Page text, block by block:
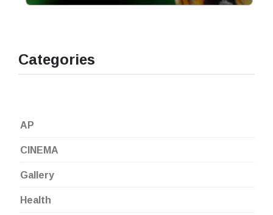
Categories
AP
CINEMA
Gallery
Health